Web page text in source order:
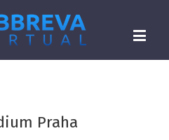
Praha